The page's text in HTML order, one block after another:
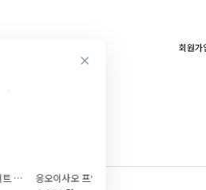
[헤르코]화이트 커버춰 초콜릿(200g\/칼리바우트사)
회원가